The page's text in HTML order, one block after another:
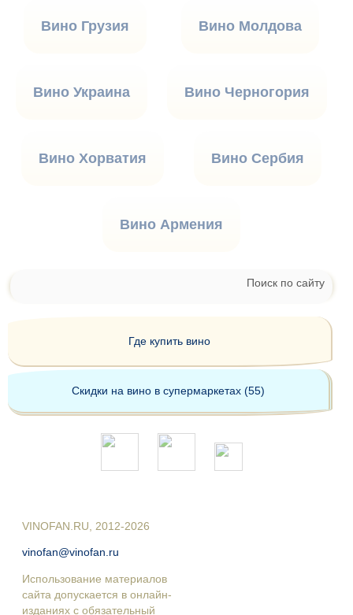
Вино Грузия Вино Молдова
Вино Украина Вино Черногория
Вино Хорватия Вино Сербия
Вино Армения
Поиск по сайту
Где купить вино
Скидки на вино в супермаркетах (55)
VINOFAN.RU, 2012-2026
vinofan@vinofan.ru
Использование материалов
сайта допускается в онлайн-
изданиях с обязательный